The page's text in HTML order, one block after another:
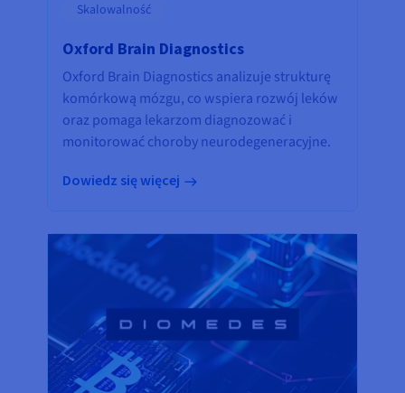
Skalowalność
Oxford Brain Diagnostics
Oxford Brain Diagnostics analizuje strukturę
komórkową mózgu, co wspiera rozwój leków
oraz pomaga lekarzom diagnozować i
monitorować choroby neurodegeneracyjne.
Dowiedz się więcej